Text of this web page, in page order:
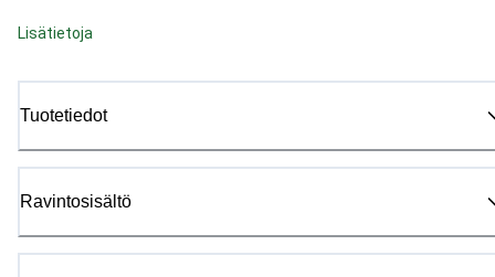
Lisätietoja
Tuotetiedot
Ravintosisältö